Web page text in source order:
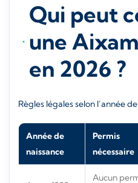
Qui peut
une
en 2026 ?
Règles légales selon l’année
Année de
naissance
Permis
nécessaire
Aucun